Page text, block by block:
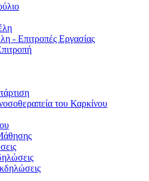
- Επιτροπές Εργασίας
του Καρκίνου